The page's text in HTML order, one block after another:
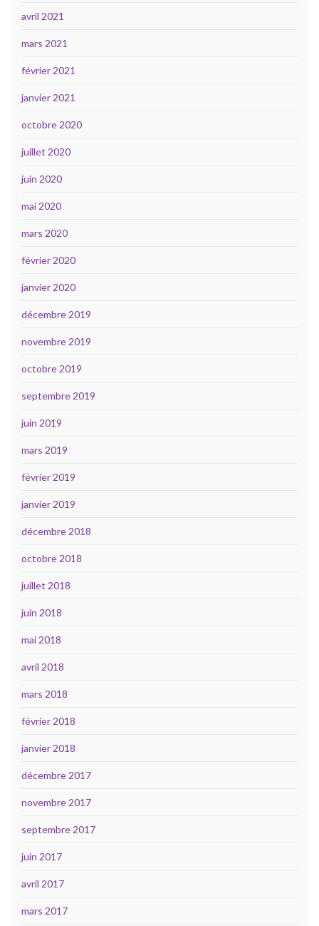
avril 2021
mars 2021
février 2021
janvier 2021
octobre 2020
juillet 2020
juin 2020
mai 2020
mars 2020
février 2020
janvier 2020
décembre 2019
novembre 2019
octobre 2019
septembre 2019
juin 2019
mars 2019
février 2019
janvier 2019
décembre 2018
octobre 2018
juillet 2018
juin 2018
mai 2018
avril 2018
mars 2018
février 2018
janvier 2018
décembre 2017
novembre 2017
septembre 2017
juin 2017
avril 2017
mars 2017